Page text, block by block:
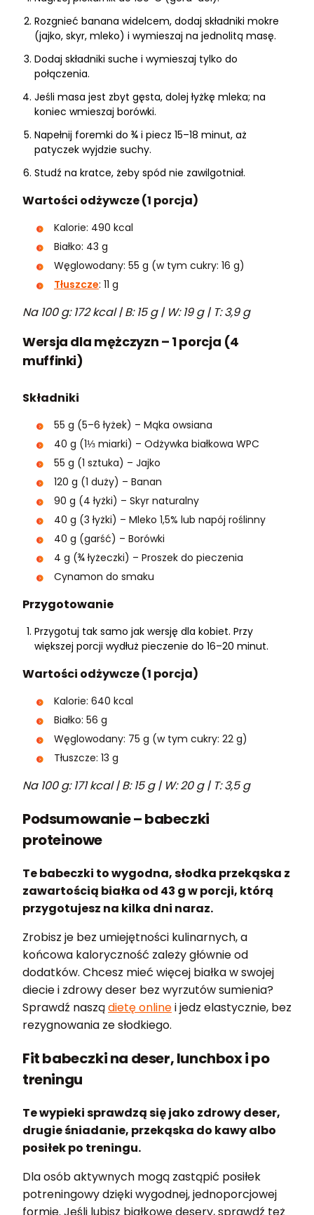
Rozgnieć banana widelcem, dodaj składniki mokre
(jajko, skyr, mleko) i wymieszaj na jednolitą masę.
Dodaj składniki suche i wymieszaj tylko do
połączenia.
Jeśli masa jest zbyt gęsta, dolej łyżkę mleka; na
koniec wmieszaj borówki.
Napełnij foremki do ¾ i piecz 15–18 minut, aż
patyczek wyjdzie suchy.
Studź na kratce, żeby spód nie zawilgotniał.
Wartości odżywcze (1 porcja)
Kalorie: 490 kcal
Białko: 43 g
Węglowodany: 55 g (w tym cukry: 16 g)
Tłuszcze: 11 g
Na 100 g: 172 kcal | B: 15 g | W: 19 g | T: 3,9 g
Wersja dla mężczyzn – 1 porcja (4
muffinki)
Składniki
55 g (5–6 łyżek) – Mąka owsiana
40 g (1⅓ miarki) – Odżywka białkowa WPC
55 g (1 sztuka) – Jajko
120 g (1 duży) – Banan
90 g (4 łyżki) – Skyr naturalny
40 g (3 łyżki) – Mleko 1,5% lub napój roślinny
40 g (garść) – Borówki
4 g (¾ łyżeczki) – Proszek do pieczenia
Cynamon do smaku
Przygotowanie
Przygotuj tak samo jak wersję dla kobiet. Przy
większej porcji wydłuż pieczenie do 16–20 minut.
Wartości odżywcze (1 porcja)
Kalorie: 640 kcal
Białko: 56 g
Węglowodany: 75 g (w tym cukry: 22 g)
Tłuszcze: 13 g
Na 100 g: 171 kcal | B: 15 g | W: 20 g | T: 3,5 g
Podsumowanie – babeczki
proteinowe
Te babeczki to wygodna, słodka przekąska z
zawartością białka od 43 g w porcji, którą
przygotujesz na kilka dni naraz.
Zrobisz je bez umiejętności kulinarnych, a
końcowa kaloryczność zależy głównie od
dodatków. Chcesz mieć więcej białka w swojej
diecie i zdrowy deser bez wyrzutów sumienia?
Sprawdź nasządietę onlinei jedz elastycznie, bez
rezygnowania ze słodkiego.
Fit babeczki na deser, lunchbox i po
treningu
Te wypieki sprawdzą się jako zdrowy deser,
drugie śniadanie, przekąska do kawy albo
posiłek po treningu.
Dla osób aktywnych mogą zastąpić posiłek
potreningowy dzięki wygodnej, jednoporcjowej